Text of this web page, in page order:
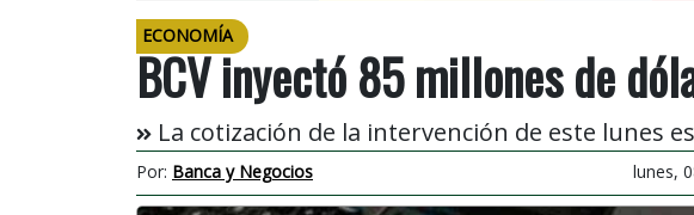
ECONOMÍA
BCV inyectó 85 millones de
La cotización de la intervención de este lunes
Por: Banca y Negocios lunes,